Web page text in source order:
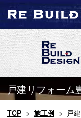
戸建リフォーム
TOP > 施工例 > 戸